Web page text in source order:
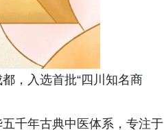
，入选首批“四川知名商
千年古典中医体系，专注于